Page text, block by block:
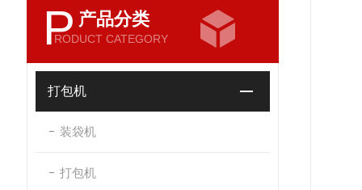
P 产品分类
RODUCT CATEGORY
打包机
装袋机
打包机